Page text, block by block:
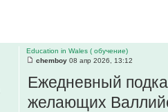
Education in Wales ( обучение)
chemboy 08 апр 2026, 13:12
Ежедневный
желающих